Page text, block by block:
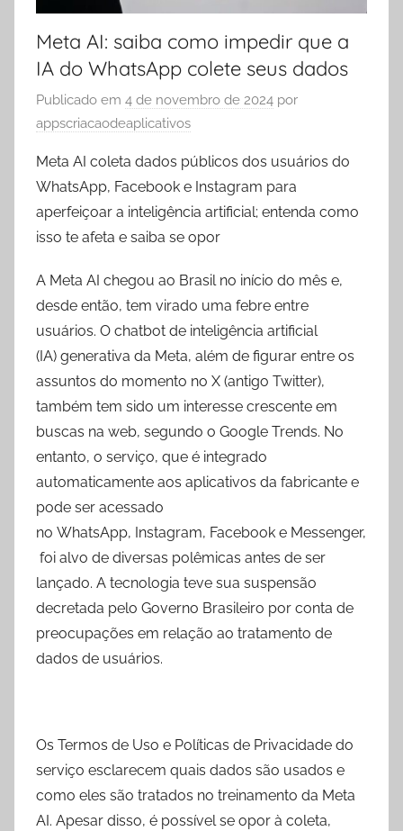
Meta AI: saiba como impedir que a
IA do WhatsApp colete seus dados
Publicado em 4 de novembro de 2024 por
appscriacaodeaplicativos
Meta AI coleta dados públicos dos usuários do
WhatsApp, Facebook e Instagram para
aperfeiçoar a inteligência artificial; entenda como
isso te afeta e saiba se opor
A Meta AI chegou ao Brasil no início do mês e,
desde então, tem virado uma febre entre
usuários. O chatbot de inteligência artificial
(IA) generativa da Meta, além de figurar entre os
assuntos do momento no X (antigo Twitter),
também tem sido um interesse crescente em
buscas na web, segundo o Google Trends. No
entanto, o serviço, que é integrado
automaticamente aos aplicativos da fabricante e
pode ser acessado
no WhatsApp, Instagram, Facebook e Messenger,
foi alvo de diversas polêmicas antes de ser
lançado. A tecnologia teve sua suspensão
decretada pelo Governo Brasileiro por conta de
preocupações em relação ao tratamento de
dados de usuários.
Os Termos de Uso e Políticas de Privacidade do
serviço esclarecem quais dados são usados e
como eles são tratados no treinamento da Meta
AI. Apesar disso, é possível se opor à coleta,